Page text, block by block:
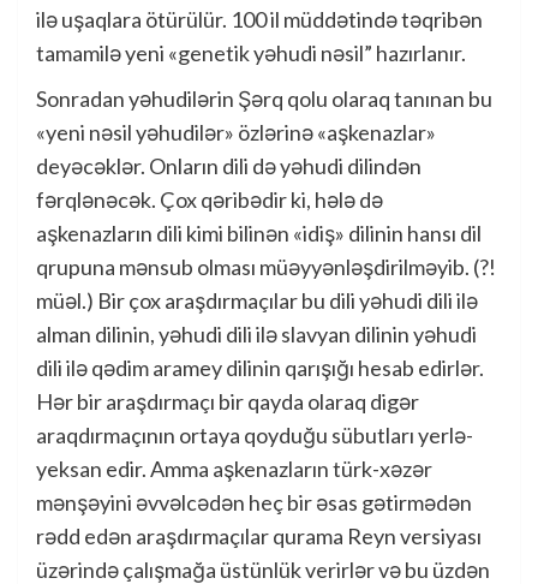
ilə uşaqlara ötürülür. 100 il müddətində təqribən
tamamilə yeni «genetik yəhudi nəsil” hazırlanır.
Sonradan yəhudilərin Şərq qolu olaraq tanınan bu
«yeni nəsil yəhudilər» özlərinə «aşkenazlar»
deyəcəklər. Onların dili də yəhudi dilindən
fərqlənəcək. Çox qəribədir ki, hələ də
aşkenazların dili kimi bilinən «idiş» dilinin hansı dil
qrupuna mənsub olması müəyyənləşdirilməyib. (?!
müəl.) Bir çox araşdırmaçılar bu dili yəhudi dili ilə
alman dilinin, yəhudi dili ilə slavyan dilinin yəhudi
dili ilə qədim aramey dilinin qarışığı hesab edirlər.
Hər bir araşdırmaçı bir qayda olaraq digər
araqdırmaçının ortaya qoyduğu sübutları yerlə-
yeksan edir. Amma aşkenazların türk-xəzər
mənşəyini əvvəlcədən heç bir əsas gətirmədən
rədd edən araşdırmaçılar qurama Reyn versiyası
üzərində çalışmağa üstünlük verirlər və bu üzdən